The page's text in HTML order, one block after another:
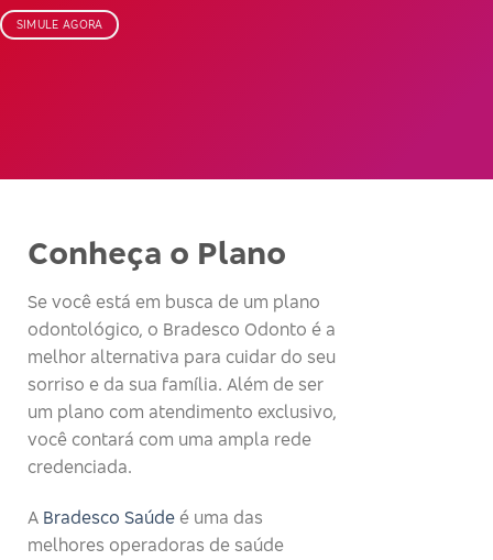
SIMULE AGORA
Conheça o Plano
Se você está em busca de um plano
odontológico, o Bradesco Odonto é a
melhor alternativa para cuidar do seu
sorriso e da sua família. Além de ser
um plano com atendimento exclusivo,
você contará com uma ampla rede
credenciada.
A Bradesco Saúde é uma das
melhores operadoras de saúde